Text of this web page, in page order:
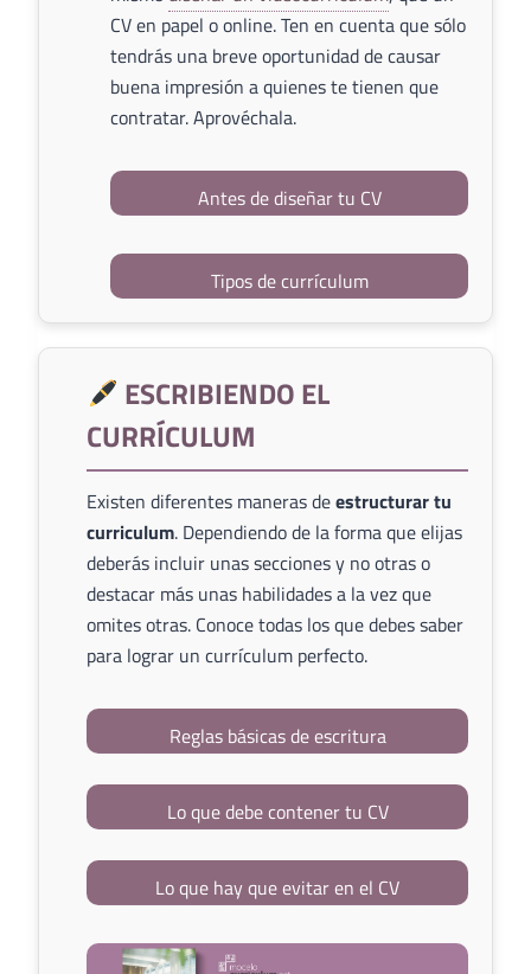
CV en papel o online. Ten en cuenta que sólo
tendrás una breve oportunidad de causar
buena impresión a quienes te tienen que
contratar. Aprovéchala.
Antes de diseñar tu CV
Tipos de currículum
ESCRIBIENDO EL
CURRÍCULUM
Existen diferentes maneras deestructurar tu
curriculum. Dependiendo de la forma que elijas
deberás incluir unas secciones y no otras o
destacar más unas habilidades a la vez que
omites otras. Conoce todas los que debes saber
para lograr un currículum perfecto.
Reglas básicas de escritura
Lo que debe contener tu CV
Lo que hay que evitar en el CV